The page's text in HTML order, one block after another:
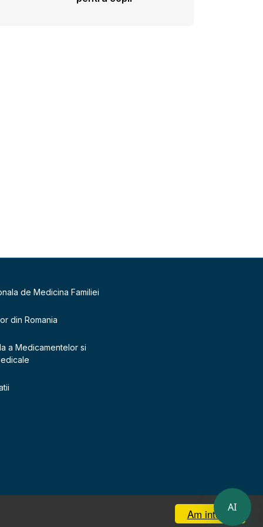
Am inteles
de Medicina Familiei
din Romania
a Medicamentelor si
AI